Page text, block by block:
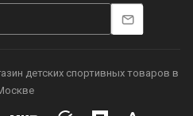
детских спортивных товаров в